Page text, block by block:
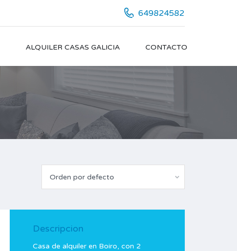
649824582
ALQUILER CASAS GALICIA CONTACTO
Orden por defecto
Descripcion
Casa de alquiler en Boiro, con 2